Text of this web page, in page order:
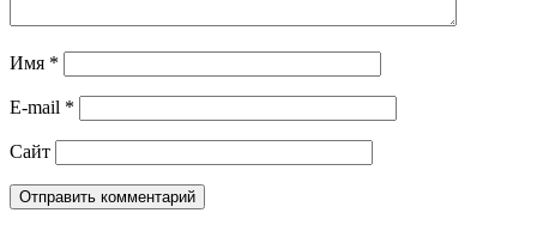
Имя *
E-mail *
Сайт